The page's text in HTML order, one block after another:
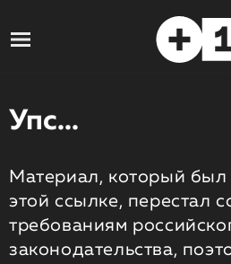
Упс...
Материал, который
этой ссылке, перестал
требованиям
законодательства,